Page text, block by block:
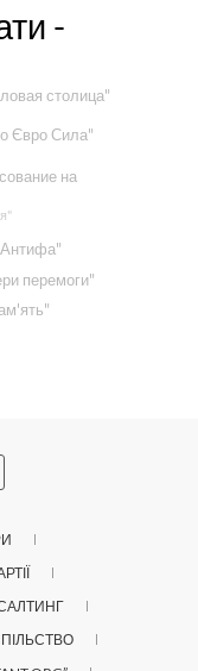
-
столица"
Євро Сила"
на
перемоги"